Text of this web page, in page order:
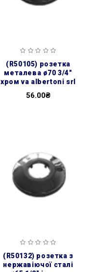
(r50105) розетка
металева ø70 3/4″
хром va albertoni srl
56.00₴
(r50132) розетка з
нержавіючої сталі